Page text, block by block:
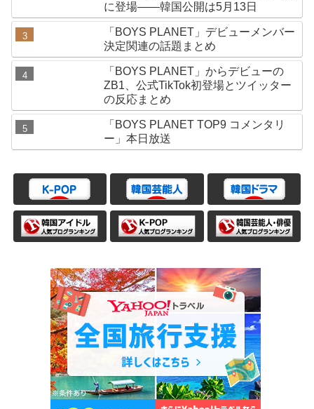
に登場——韓国公開は5月13日
「BOYS PLANET」デビューメンバー
決定関連の話題まとめ
「BOYS PLANET」からデビューの
ZB1、公式TikTok初登場とツイッター
の反応まとめ
「BOYS PLANET TOP9 コメンタリ
ー」本日放送